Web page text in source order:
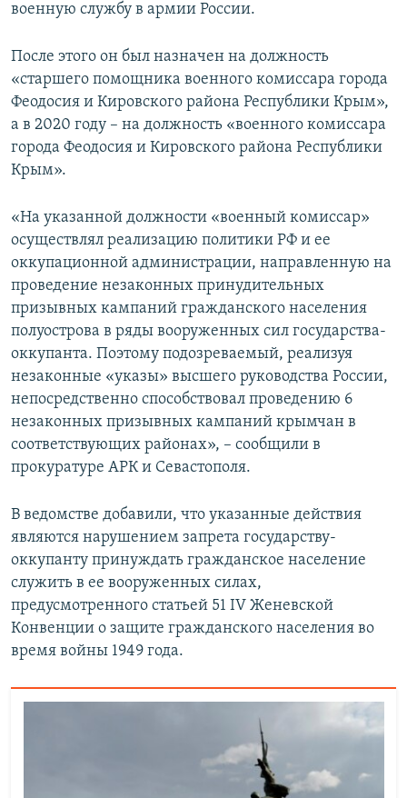
военную службу в армии России.
После этого он был назначен на должность
«старшего помощника военного комиссара города
Феодосия и Кировского района Республики Крым»,
а в 2020 году – на должность «военного комиссара
города Феодосия и Кировского района Республики
Крым».
«На указанной должности «военный комиссар»
осуществлял реализацию политики РФ и ее
оккупационной администрации, направленную на
проведение незаконных принудительных
призывных кампаний гражданского населения
полуострова в ряды вооруженных сил государства-
оккупанта. Поэтому подозреваемый, реализуя
незаконные «указы» высшего руководства России,
непосредственно способствовал проведению 6
незаконных призывных кампаний крымчан в
соответствующих районах», – сообщили в
прокуратуре АРК и Севастополя.
В ведомстве добавили, что указанные действия
являются нарушением запрета государству-
оккупанту принуждать гражданское население
служить в ее вооруженных силах,
предусмотренного статьей 51 IV Женевской
Конвенции о защите гражданского населения во
время войны 1949 года.